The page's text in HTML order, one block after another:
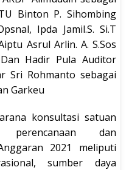
Binton P. Sihombing
Ipda Jamil.S. Si.T
Asrul Arlin. A. S.Sos
Hadir Pula Auditor
Sri Rohmanto sebagai
Garkeu
konsultasi satuan
dan
2021 meliputi
sumber daya